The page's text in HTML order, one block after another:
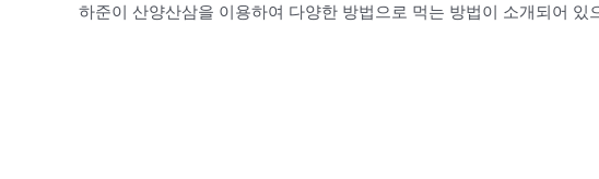
하준이 산양산삼을 이용하여 다양한 방법으로 먹는 방법이 소개되어 있